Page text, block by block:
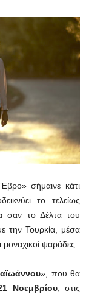
σήμαινε κάτι
το τελείως
σαν το Δέλτα του
την Τουρκία, μέσα
ψαράδες.
», που θα
Νοεμβρίου, στις